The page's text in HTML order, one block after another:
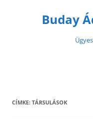
Buday
CÍMKE: TÁRSULÁSOK